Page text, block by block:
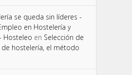
se queda sin líderes -
en Hostelería y
Hosteleo en Selección de
hostelería, el método